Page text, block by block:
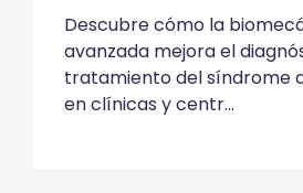
Descubre cómo la
avanzada mejora el
tratamiento del síndrome
en clínicas y centr...